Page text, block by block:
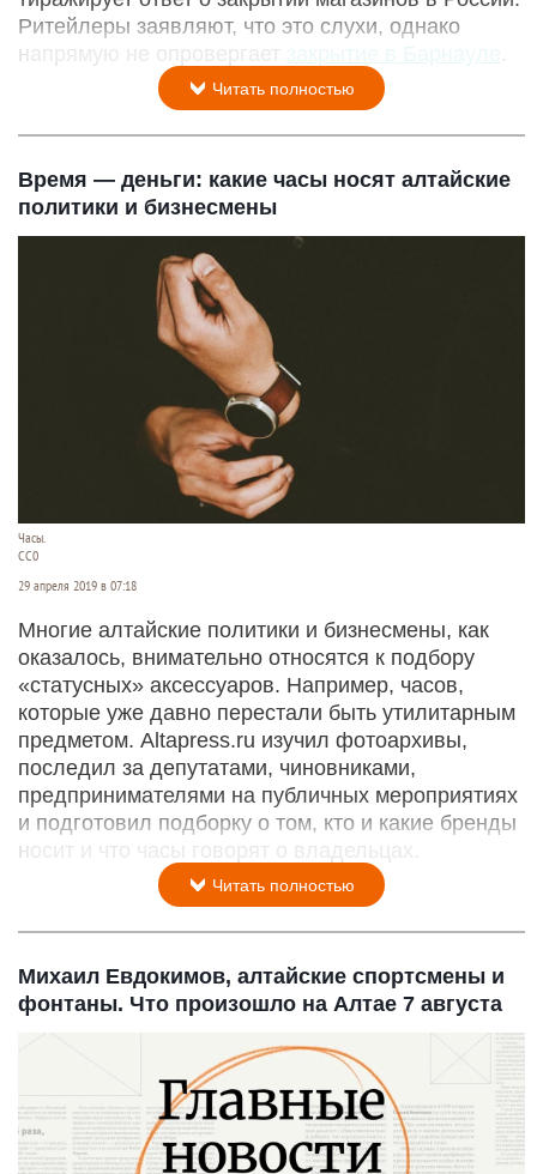
Ритейлеры заявляют, что это слухи, однако
напрямую не опровергает
закрытие в Барнауле
Читать полностью
Время — деньги: какие часы носят алтайские
политики и бизнесмены
Часы.
СС0
29 апреля 2019 в 07:18
Многие алтайские политики и бизнесмены, как
оказалось, внимательно относятся к подбору
«статусных» аксессуаров. Например, часов,
которые уже давно перестали быть утилитарным
предметом. Altapress.ru изучил фотоархивы,
последил за депутатами, чиновниками,
предпринимателями на публичных мероприятиях
и подготовил подборку о том, кто и какие бренды
носит и что часы говорят о владельцах.
Читать полностью
Михаил Евдокимов, алтайские спортсмены и
фонтаны. Что произошло на Алтае 7 августа